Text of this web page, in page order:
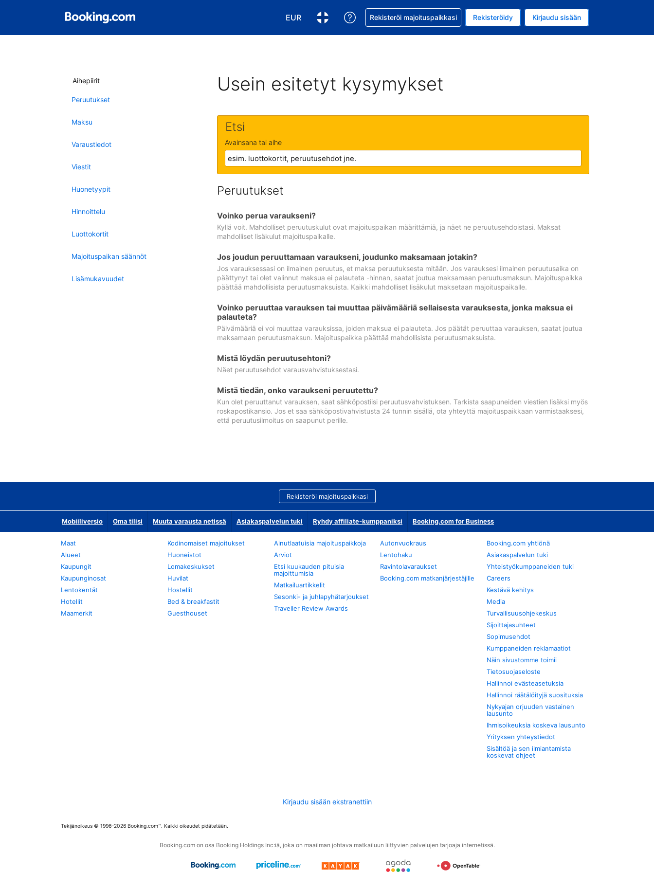
EUR
Valitse valuutta. Tämänhetkinen valuutta on EUR
Valitse kieli. Tämänhetkinen kieli on Suomi
Pyydä apua varauksesi kanssa
Rekisteröi majoituspaikkasi Rekisteröidy Kirjaudu sisään
Aihepiirit
Peruutukset
Maksu
Varaustiedot
Viestit
Huonetyypit
Hinnoittelu
Luottokortit
Majoituspaikan säännöt
Lisämukavuudet
Usein esitetyt kysymykset
Etsi
Avainsana tai aihe
Peruutukset
Voinko perua varaukseni?
Kyllä voit. Mahdolliset peruutuskulut ovat majoituspaikan määrittämiä, ja näet ne peruutusehdoistasi. Maksat
mahdolliset lisäkulut majoituspaikalle.
Jos joudun peruuttamaan varaukseni, joudunko maksamaan jotakin?
Jos varauksessasi on ilmainen peruutus, et maksa peruutuksesta mitään. Jos varauksesi ilmainen peruutusaika on
päättynyt tai olet valinnut maksua ei palauteta -hinnan, saatat joutua maksamaan peruutusmaksun. Majoituspaikka
päättää mahdollisista peruutusmaksuista. Kaikki mahdolliset lisäkulut maksetaan majoituspaikalle.
Voinko peruuttaa varauksen tai muuttaa päivämääriä sellaisesta varauksesta, jonka maksua ei
palauteta?
Päivämääriä ei voi muuttaa varauksissa, joiden maksua ei palauteta. Jos päätät peruuttaa varauksen, saatat joutua
maksamaan peruutusmaksun. Majoituspaikka päättää mahdollisista peruutusmaksuista.
Mistä löydän peruutusehtoni?
Näet peruutusehdot varausvahvistuksestasi.
Mistä tiedän, onko varaukseni peruutettu?
Kun olet peruuttanut varauksen, saat sähköpostiisi peruutusvahvistuksen. Tarkista saapuneiden viestien lisäksi myös
roskapostikansio. Jos et saa sähköpostivahvistusta 24 tunnin sisällä, ota yhteyttä majoituspaikkaan varmistaaksesi,
että peruutusilmoitus on saapunut perille.
Rekisteröi majoituspaikkasi
Mobiiliversio Oma tilisi Muuta varausta netissä Asiakaspalvelun tuki Ryhdy affiliate-kumppaniksi Booking.com for Business
Maat
Alueet
Kaupungit
Kaupunginosat
Lentokentät
Hotellit
Maamerkit
Kodinomaiset majoitukset
Huoneistot
Lomakeskukset
Huvilat
Hostellit
Bed & breakfastit
Guesthouset
Ainutlaatuisia majoituspaikkoja
Arviot
Etsi kuukauden pituisia
majoittumisia
Matkailuartikkelit
Sesonki- ja juhlapyhätarjoukset
Traveller Review Awards
Autonvuokraus
Lentohaku
Ravintolavaraukset
Booking.com matkanjärjestäjille
Booking.com yhtiönä
Asiakaspalvelun tuki
Yhteistyökumppaneiden tuki
Careers
Kestävä kehitys
Media
Turvallisuusohjekeskus
Sijoittajasuhteet
Sopimusehdot
Kumppaneiden reklamaatiot
Näin sivustomme toimii
Tietosuojaseloste
Hallinnoi evästeasetuksia
Hallinnoi räätälöityjä suosituksia
Nykyajan orjuuden vastainen
lausunto
Ihmisoikeuksia koskeva lausunto
Yrityksen yhteystiedot
Sisältöä ja sen ilmiantamista
koskevat ohjeet
Kirjaudu sisään ekstranettiin
Tekijänoikeus © 1996–2026 Booking.com™. Kaikki oikeudet pidätetään.
Booking.com on osa Booking Holdings Inc:iä, joka on maailman johtava matkailuun liittyvien palvelujen tarjoaja internetissä.